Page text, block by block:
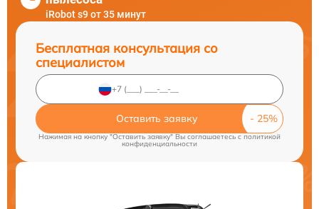
iRobot s9 от 35 минут
Бесплатная консультация со
специалистом
Оставить заявку
Нажимая на кнопку "Оставить заявку" Вы соглашаетесь cполитикой
конфиденциальности